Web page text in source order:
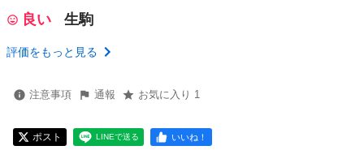
良い 生駒
評価をもっと見る
注意事項 通報 お気に入り 1
ポスト LINEで送る いいね！